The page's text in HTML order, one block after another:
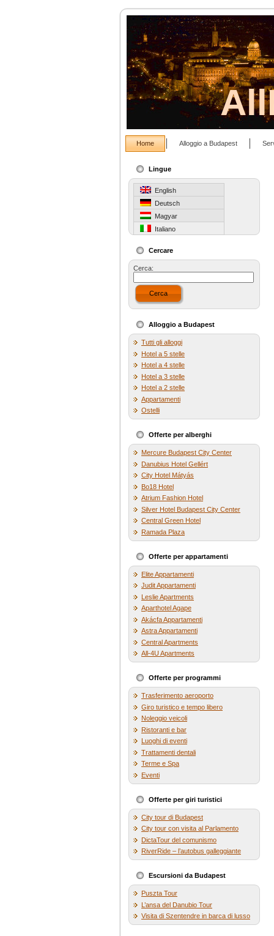
Home Alloggio a Budapest
Lingue
English
Deutsch
Magyar
Italiano
Cercare
Cerca:
Cerca
Alloggio a Budapest
Tutti gli alloggi
Hotel a 5 stelle
Hotel a 4 stelle
Hotel a 3 stelle
Hotel a 2 stelle
Appartamenti
Ostelli
Offerte per alberghi
Mercure Budapest City Center
Danubius Hotel Gellért
City Hotel Mátyás
Bo18 Hotel
Atrium Fashion Hotel
Silver Hotel Budapest City Center
Central Green Hotel
Ramada Plaza
Offerte per appartamenti
Elite Appartamenti
Judit Appartamenti
Leslie Apartments
Aparthotel Agape
Akácfa Appartamenti
Astra Appartamenti
Central Apartments
All-4U Apartments
Offerte per programmi
Trasferimento aeroporto
Giro turistico e tempo libero
Noleggio veicoli
Ristoranti e bar
Luoghi di eventi
Trattamenti dentali
Terme e Spa
Eventi
Offerte per giri turistici
City tour di Budapest
City tour con visita al Parlamento
DictaTour del comunismo
RiverRide – l’autobus galleggiante
Escursioni da Budapest
Puszta Tour
L’ansa del Danubio Tour
Visita di Szentendre in barca di lusso